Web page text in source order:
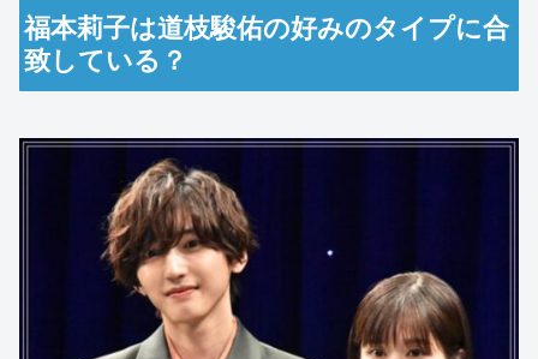
福本莉子は道枝駿佑の好みのタイプに合
致している？